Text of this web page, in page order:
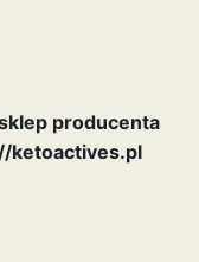
producenta
ketoactives.pl